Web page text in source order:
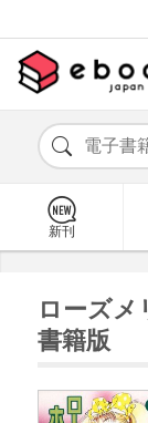
新刊
ローズメ
書籍版